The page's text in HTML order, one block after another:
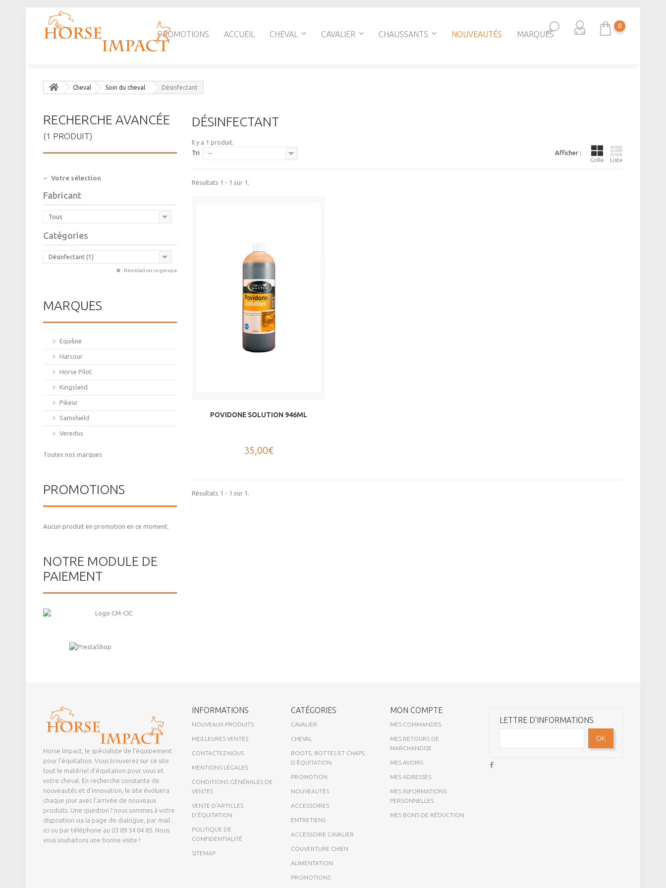
0
PROMOTIONS ACCUEIL CHEVAL CAVALIER CHAUSSANTS NOUVEAUTÉS MARQUES
Cheval Soin du cheval Désinfectant
DÉSINFECTANT
Il y a 1 produit.
Afficher :
Grille Liste
Tri --
Résultats 1 - 1 sur 1.
POVIDONE SOLUTION 946ML
35,00€
Résultats 1 - 1 sur 1.
RECHERCHE AVANCÉE
(1 PRODUIT)
Votre sélection
Fabricant
Tous
Catégories
Désinfectant (1)
Réinitialiser ce groupe
MARQUES
Equiline
Harcour
Horse Pilot
Kingsland
Pikeur
Samshield
Veredus
Toutes nos marques
PROMOTIONS
Aucun produit en promotion en ce moment.
NOTRE MODULE DE
PAIEMENT
Horse Impact, le spécialiste de l’équipement
pour l’équitation. Vous trouverez sur ce site
tout le matériel d’équitation pour vous et
votre cheval. En recherche constante de
nouveautés et d’innovation, le site évoluera
chaque jour avec l’arrivée de nouveaux
produits. Une question ? nous sommes à votre
disposition via la page de dialogue, par mail :
ici ou par téléphone au 03 89 34 04 85. Nous
vous souhaitons une bonne visite !
INFORMATIONS
NOUVEAUX PRODUITS
MEILLEURES VENTES
CONTACTEZ-NOUS
MENTIONS LÉGALES
CONDITIONS GÉNÉRALES DE
VENTES
VENTE D'ARTICLES
D'ÉQUITATION
POLITIQUE DE
CONFIDENTIALITÉ
SITEMAP
CATÉGORIES
CAVALIER
CHEVAL
BOOTS, BOTTES ET CHAPS
D'ÉQUITATION
PROMOTION
NOUVEAUTÉS
ACCESSOIRES
ENTRETIENS
ACCESSOIRE CAVALIER
COUVERTURE CHIEN
ALIMENTATION
PROMOTIONS
MON COMPTE
MES COMMANDES
MES RETOURS DE
MARCHANDISE
MES AVOIRS
MES ADRESSES
MES INFORMATIONS
PERSONNELLES
MES BONS DE RÉDUCTION
LETTRE D'INFORMATIONS
OK